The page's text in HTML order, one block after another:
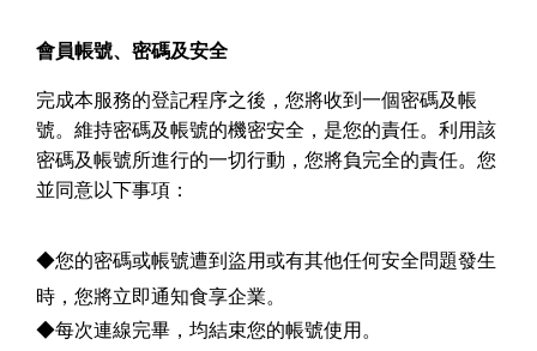
會員帳號、密碼及安全
完成本服務的登記程序之後，您將收到一個密碼及帳
號。維持密碼及帳號的機密安全，是您的責任。利用該
密碼及帳號所進行的一切行動，您將負完全的責任。您
並同意以下事項：
◆您的密碼或帳號遭到盜用或有其他任何安全問題發生
時，您將立即通知食享企業。
◆每次連線完畢，均結束您的帳號使用。